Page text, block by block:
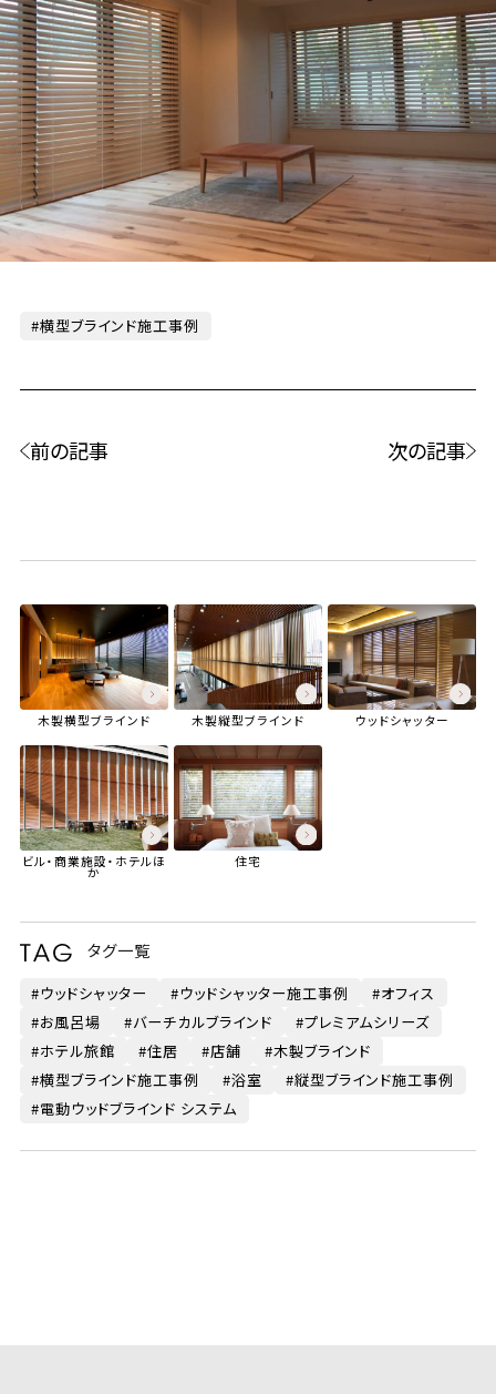
横型ブラインド施工事例
前の記事 次の記事
木製横型ブラインド 木製縦型ブラインド ウッドシャッター
ビル・商業施設・ホテルほ
か
住宅
タグ一覧
ウッドシャッター ウッドシャッター施工事例
オフィス
お風呂場
バーチカルブラインド
プレミアムシリーズ
ホテル旅館
住居 店舗
木製ブラインド
横型ブラインド施工事例
浴室
縦型ブラインド施工事例
電動ウッドブラインド システム